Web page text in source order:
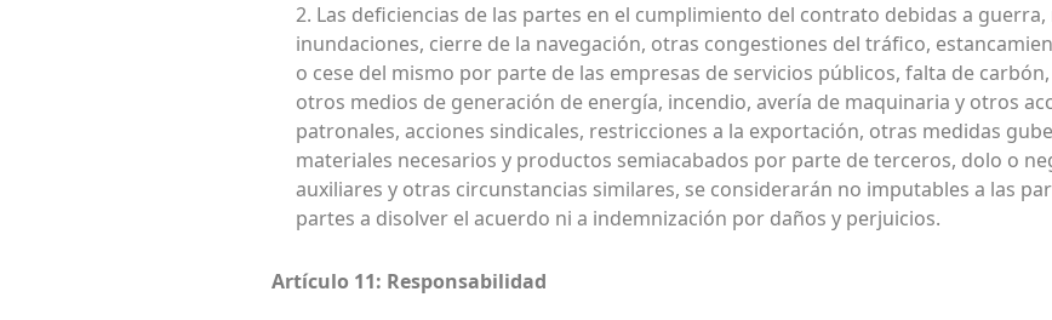
2. Las deficiencias de las partes en el cumplimiento del contrato debidas a
inundaciones, cierre de la navegación, otras congestiones del tráfico,
o cese del mismo por parte de las empresas de servicios públicos, falta de
otros medios de generación de energía, incendio, avería de maquinaria y otros
patronales, acciones sindicales, restricciones a la exportación, otras medidas
materiales necesarios y productos semiacabados por parte de terceros, dolo o
auxiliares y otras circunstancias similares, se considerarán no imputables a las
partes a disolver el acuerdo ni a indemnización por daños y perjuicios.
Artículo 11: Responsabilidad